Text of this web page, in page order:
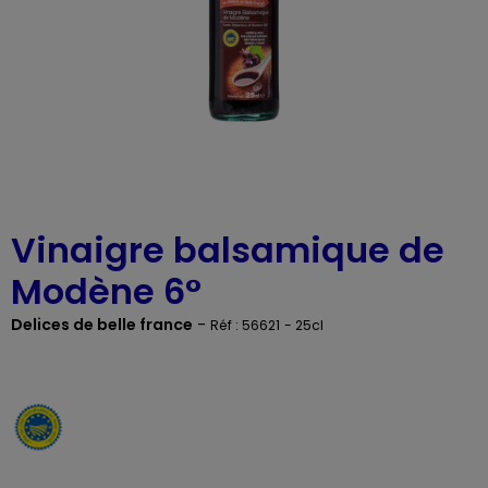
Vinaigre balsamique de
Modène 6°
Delices de belle france - Réf : 56621 - 25cl